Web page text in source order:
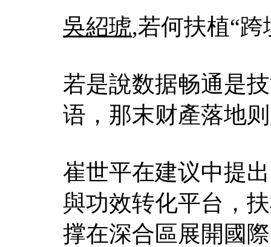
吳紹琥,若何扶植“
若是說数据畅通是
语，那末财產落地
崔世平在建议中提
與功效转化平台，
撑在深合區展開國